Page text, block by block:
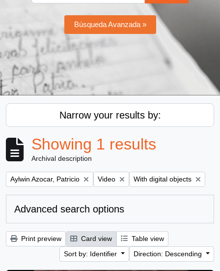
Búsqueda Avanzada »
Narrow your results by:
Showing 1 results
Archival description
Remove filter:
Aylwin Azocar, Patricio Remove filter:
Video Remove filter:
With digital objects
Advanced search options
Print preview Card view
Table view
Sort by: Identifier
Direction: Descending